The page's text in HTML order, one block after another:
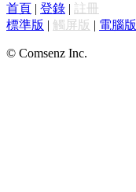
首頁 | 登錄 | 註冊
標準版 | 觸屏版 | 電腦版
© Comsenz Inc.